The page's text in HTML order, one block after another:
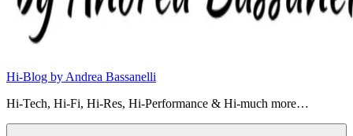
Hi-Blog by Andrea Bassanelli
Hi-Tech, Hi-Fi, Hi-Res, Hi-Performance & Hi-much more…